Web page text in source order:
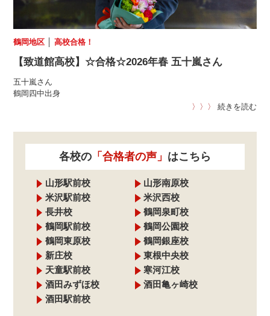
鶴岡地区 │高校合格！
【致道館高校】☆合格☆2026年春 五十嵐さん
五十嵐さん
鶴岡四中出身
〉〉〉
続きを読む
各校の 「合格者の声」 はこちら
山形駅前校
山形南原校
米沢駅前校
米沢西校
長井校
鶴岡泉町校
鶴岡駅前校
鶴岡公園校
鶴岡東原校
鶴岡銀座校
新庄校
東根中央校
天童駅前校
寒河江校
酒田みずほ校
酒田亀ヶ崎校
酒田駅前校